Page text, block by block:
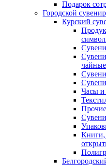
Подарок
Городской сувенир
Курский
Часы и
Книги,